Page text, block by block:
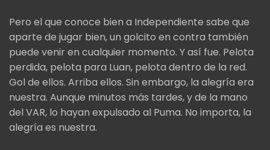
Pero el que conoce bien a Independiente sabe que
aparte de jugar bien, un golcito en contra también
puede venir en cualquier momento. Y así fue. Pelota
perdida, pelota para Luan, pelota dentro de la red.
Gol de ellos. Arriba ellos. Sin embargo, la alegría era
nuestra. Aunque minutos más tardes, y de la mano
del VAR, lo hayan expulsado al Puma. No importa, la
alegría es nuestra.